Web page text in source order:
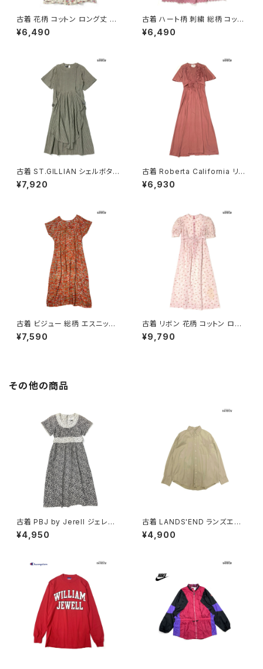
古着 花柄 コットン ロング丈 半
袖 ワンピース ベージュ (oa26
07070)
¥6,490
古着 ハート柄 刺繍 総柄 コット
ン ロング丈 半袖 ワンピース ピ
ンク (otu2605084)
¥6,490
古着 ST.GILLIAN シェルボタン
ストライプ柄 コットン ロング丈
半袖 ワンピース グレー カーキ
¥7,920
古着 Roberta California リボ
ン 無地 ロング丈 半袖 ワンピー
ス ピンク (otu2604148)
¥6,930
古着 ビジュー 総柄 エスニック
柄 ロング丈 半袖 ワンピース オ
レンジ (otu2605039)
¥7,590
古着 リボン 花柄 コットン ロン
グ丈 半袖 ワンピース ピンク (o
tu2604073)
¥9,790
その他の商品
古着 PBJ by Jerell ジェレル
リボン 花柄 コットン100％ 膝丈
半袖 ワンピース 黒 (oa26070
¥4,950
古着 LANDS'END ランズエン
ド 前開き 無地 コットン100％
長袖 シャツ ベージュ (ttu2509
¥4,900